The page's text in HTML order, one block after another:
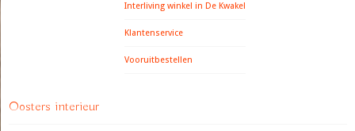
Interliving winkel in De Kwakel
Klantenservice
Vooruitbestellen
Oosters interieur